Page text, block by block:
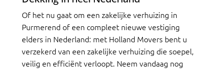
Of het nu gaat om een zakelijke verhuizing in
Purmerend of een compleet nieuwe vestiging
elders in Nederland: met Holland Movers bent u
verzekerd van een zakelijke verhuizing die soepel,
veilig en efficiënt verloopt. Neem vandaag nog